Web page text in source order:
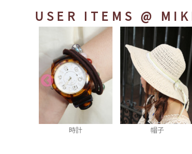
USER ITEMS @
スマホカバー